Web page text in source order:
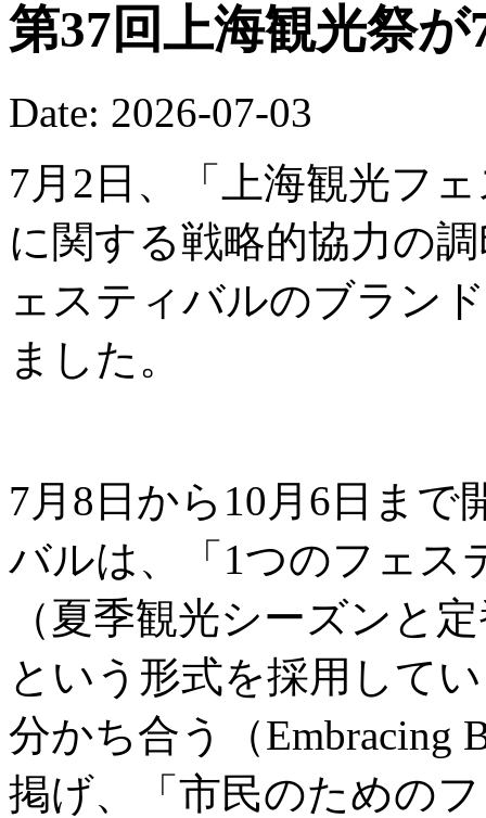
第37回上海観光祭
Date: 2026-07-03
7月2日、「上海観光フ
に関する戦略的協力の
ェスティバルのブラン
ました。
7月8日から10月6日ま
バルは、「1つのフェス
（夏季観光シーズンと
という形式を採用して
分かち合う（Embracing
掲げ、「市民のための